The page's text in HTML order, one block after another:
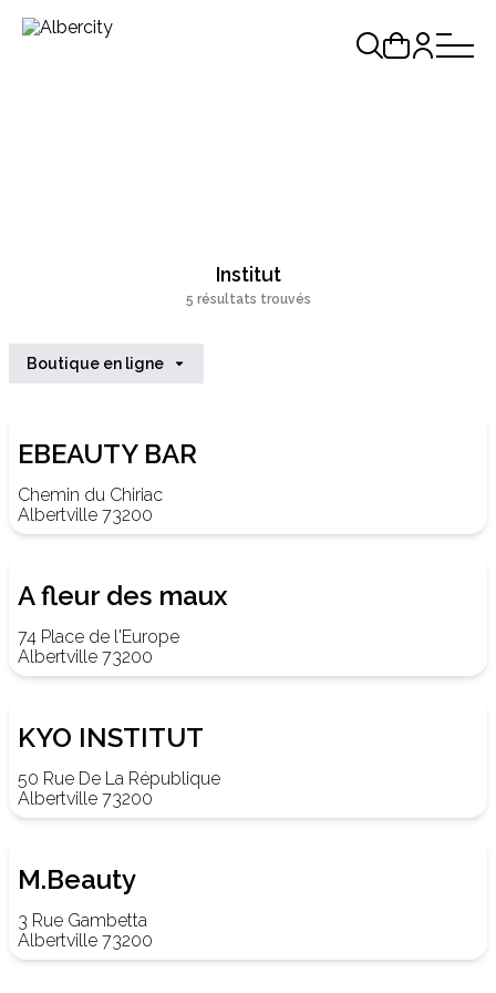
Institut
5 résultats trouvés
Boutique en ligne
EBEAUTY BAR
Chemin du Chiriac
Albertville 73200
A fleur des maux
74 Place de l'Europe
Albertville 73200
KYO INSTITUT
50 Rue De La République
Albertville 73200
M.Beauty
3 Rue Gambetta
Albertville 73200